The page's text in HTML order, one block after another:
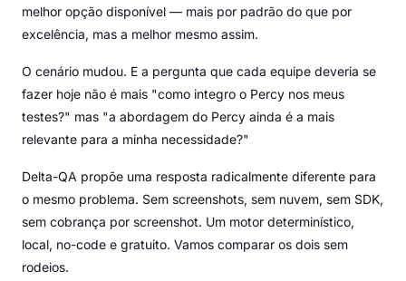
melhor opção disponível — mais por padrão do que por
excelência, mas a melhor mesmo assim.
O cenário mudou. E a pergunta que cada equipe deveria se
fazer hoje não é mais "como integro o Percy nos meus
testes?" mas "a abordagem do Percy ainda é a mais
relevante para a minha necessidade?"
Delta-QA propõe uma resposta radicalmente diferente para
o mesmo problema. Sem screenshots, sem nuvem, sem SDK,
sem cobrança por screenshot. Um motor determinístico,
local, no-code e gratuito. Vamos comparar os dois sem
rodeios.